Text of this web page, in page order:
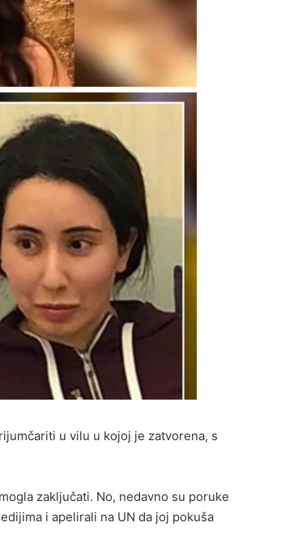
u vilu u kojoj je zatvorena, s
zaključati. No, nedavno su poruke
i apelirali na UN da joj pokuša